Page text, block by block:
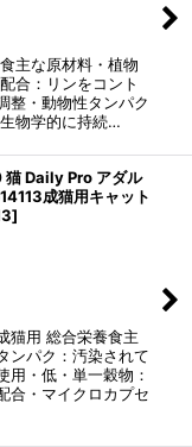
主な原材料・植物
合：リンをコント
整・動物性タンパク
物学的に持続…
猫 Daily Pro アダル
成猫用キャット
]
猫用 総合栄養食主
ンパク：汚染されて
用・低・単一穀物：
合・マイクロカプセ